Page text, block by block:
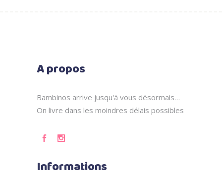
A propos
Bambinos arrive jusqu'à vous désormais…
On livre dans les moindres délais possibles
Informations